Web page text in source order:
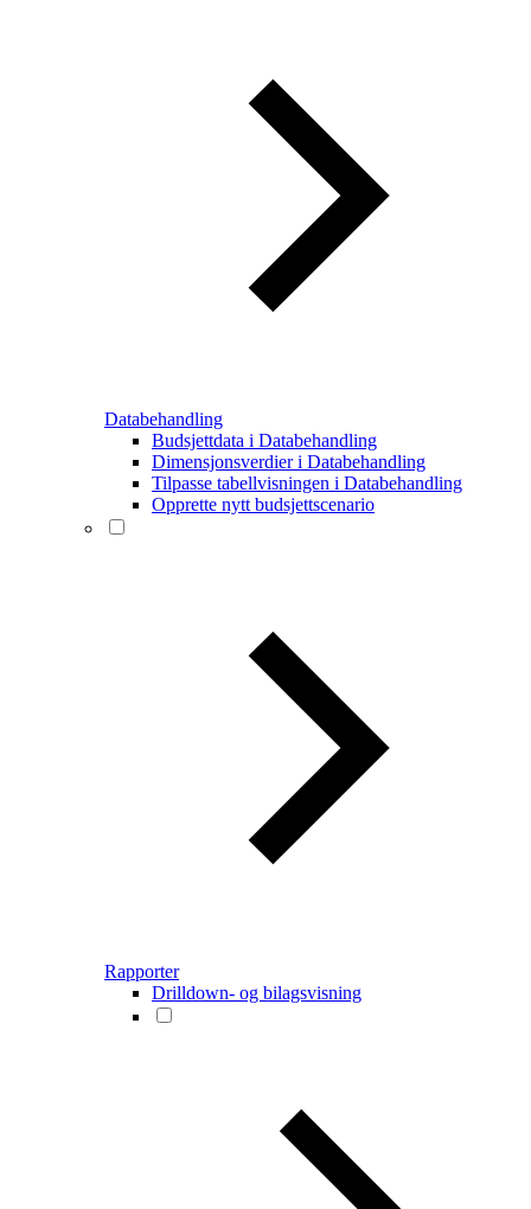
Databehandling
Budsjettdata i Databehandling
Dimensjonsverdier i Databehandling
Tilpasse tabellvisningen i Databehandling
Opprette nytt budsjettscenario
Rapporter
Drilldown- og bilagsvisning